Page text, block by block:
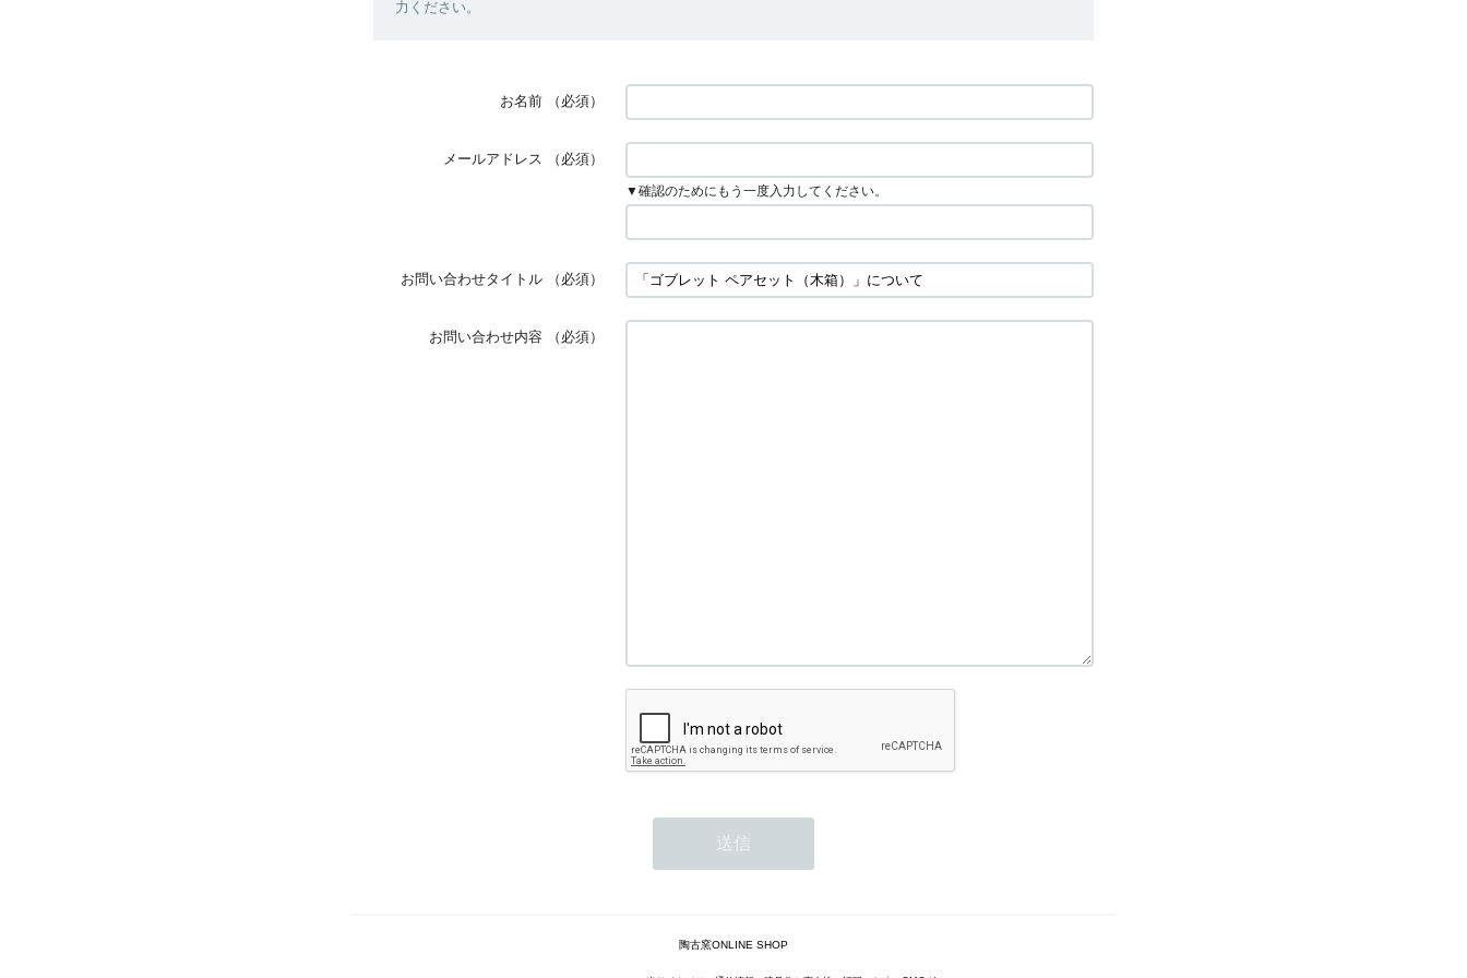
力ください。
お名前 （必須）
メールアドレス （必須）
▼確認のためにもう一度入力してください。
お問い合わせタイトル （必須）
お問い合わせ内容 （必須）
陶古窯ONLINE SHOP